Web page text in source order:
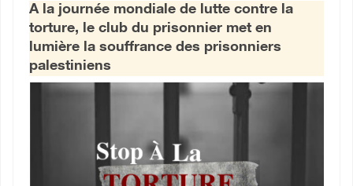
Centre palestinien
A la journée mondiale de lutte contre la
torture, le club du prisonnier met en
lumière la souffrance des prisonniers
palestiniens